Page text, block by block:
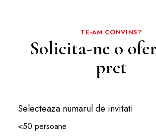
TE-AM CONVINS?
Solicita-ne o
pret
Selecteaza numarul de invitati